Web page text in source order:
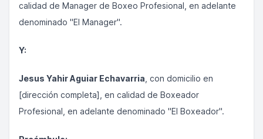
calidad de Manager de Boxeo Profesional, en adelante
denominado "El Manager".
Y:
Jesus Yahir Aguiar Echavarria , con domicilio en
[dirección completa], en calidad de Boxeador
Profesional, en adelante denominado "El Boxeador".